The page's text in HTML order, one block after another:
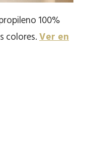
100%
colores.Ver en